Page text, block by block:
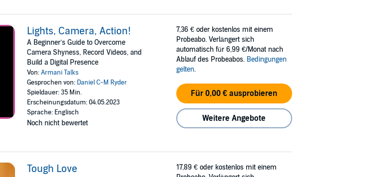
Lights, Camera, Action!
A Beginner’s Guide to Overcome
Camera Shyness, Record Videos, and
Build a Digital Presence
Von:Armani Talks
Gesprochen von: Daniel C-M Ryder
Spieldauer: 35 Min.
Erscheinungsdatum: 04.05.2023
Sprache: Englisch
Noch nicht bewertet
7,36 € oder kostenlos mit einem
Probeabo. Verlängert sich
automatisch für 6,99 €/Monat nach
Ablauf des Probeabos. Bedingungen
gelten.
Für 0,00 € ausprobieren
Weitere Angebote
Tough Love 17,89 € oder kostenlos mit einem